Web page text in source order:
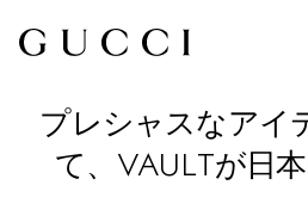
プレシャスなアイ
て、VAULTが日